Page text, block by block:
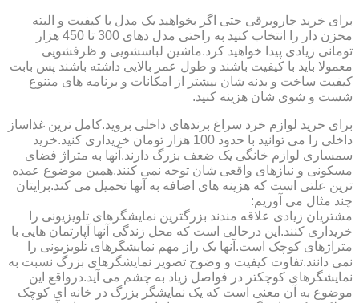
برای خرید جاروبرقی حتی اگر بخواهید یک مدل با کیفیت و البته
مخزن دار را انتخاب کنید به راحتی مدل دهای 300 تا 450 هزار
تومانی زیادی پیدا خواهید کرد.ماشین لباسشویی و ظرفشویی
معمولا باید با کیفیت باشند و طول عمر بالایی داشته باشند پس بابت
کیفیت ساخت و بدنه شان بیشتر از امکانات و برنامه های متنوع
شست و شوی شان هزینه کنید.
برای خرید لوازم خرد سراغ برندهای داخلی بروید.کامل ترین غذاساز
داخلی را می توانید با حدود 100 هزار تومان خریداری کنید.خرید
سمساری لوازم خانگی یک ضعف بزرگ دارند.آنها به متراژ فضای
مسکونی و نیازهای واقعی شان توجه نمی کنند.همین موضوع عمده
ترین علتی است که هزینه های اضافه به آنها تحمیل می کند.برایتان
چند مثال می آوریم:
مشتریان زیادی علاقه مندند بزرگترین نمایشگرهای تلویزیونی را
خریداری کنند.این درحالی است که محل زندگی آنها آپارتمان هایی با
متراژهای کوچک است.آنها یک راز مهم نمایشگرهای تلویزیونی را
نمی دانند.تفاوت کیفیت و وضوح تصویر نمایشگرهای بزرگ نسبت به
نمایشگرهای کوچکتر در فواصل زیاد به چشم می آید.درواقع این
موضوع به آن معنی است که یک نمایشگر بزرگ در خانه ای کوچک